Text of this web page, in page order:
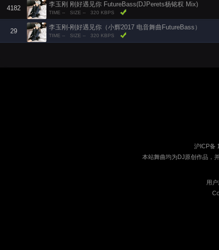
4182
李玉刚 刚好遇见你 FutureBass(DJPerets杨铭权 Mix)
TIME -- SIZE -- 320 KBPS
29
李玉刚-刚好遇见你（小辉2017 电音舞曲FutureBass）
TIME -- SIZE -- 320 KBPS
沪ICP备
本站舞曲均为DJ原创作品，
用